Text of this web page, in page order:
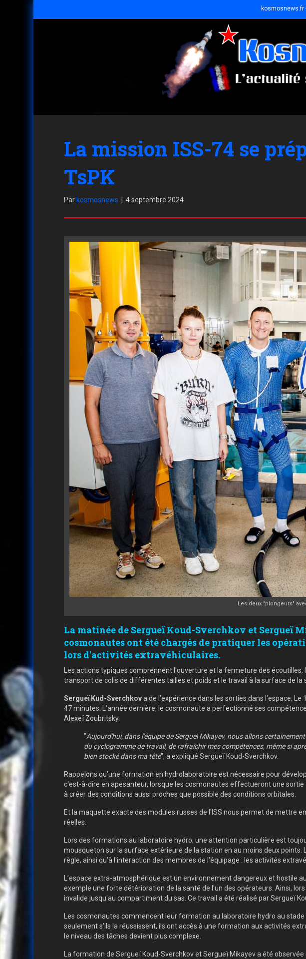
La mission ISS-74 se
TsPK
Par kosmosnews 4 septembre 2024
Les deux "plongeurs"
La matinée de Sergueï Koud-Sverchkov et Sergueï
cosmonautes ont été chargés de pratiquer les
lors d'activités extravéhiculaires.
Les actions typiques comprennent l'ouverture et la fermeture des
transport de colis de différentes tailles et poids et le travail à la surface de la
Sergueï Kud-Sverchkova de l'expérience dans les sorties dans l'espace.
47 minutes. L'année dernière, le cosmonaute a perfectionné ses
Alexeï Zoubritsky.
"Aujourd'hui, dans l'équipe de Sergueï Mikayev, nous allons
du cyclogramme de travail, de rafraîchir mes compétences, même si
bien stocké dans ma tête", a expliqué Sergueï Koud-Sverchkov.
Rappelons qu'une formation en hydrolaboratoire est nécessaire pour
c'est-à-dire en apesanteur, lorsque les cosmonautes effectueront une
à créer des conditions aussi proches que possible des conditions orbitales.
Et la maquette exacte des modules russes de l'ISS nous permet de mettre
réelles.
Lors des formations au laboratoire hydro, une attention particulière est
mousqueton sur la surface extérieure de la station en au moins deux
règle, ainsi qu'à l'interaction des membres de l'équipage : les activités
L’espace extra-atmosphérique est un environnement dangereux et hostile
exemple une forte détérioration de la santé de l'un des opérateurs. Ainsi,
invalide jusqu'au compartiment du sas. Ce travail a été réalisé par Sergueï
Les cosmonautes commencent leur formation au laboratoire hydro au
seulement s’ils la réussissent, ils ont accès à une formation aux activités
le niveau des tâches devient plus complexe.
La formation de Sergueï Koud-Sverchkov et Sergueï Mikayev a été observée